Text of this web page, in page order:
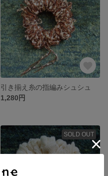
引き揃え糸の指編みシュシュ
1,280円
SOLD OUT